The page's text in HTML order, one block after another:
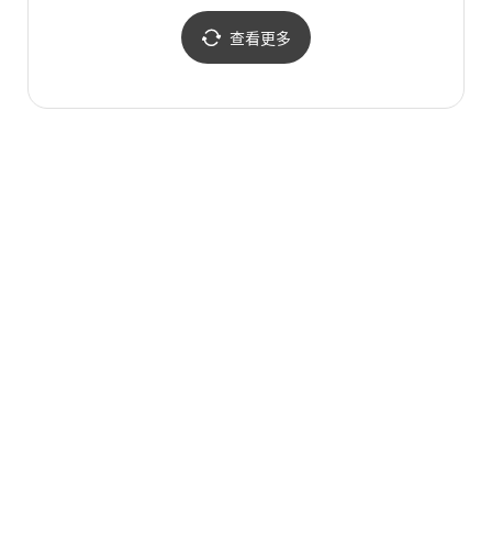
미엄아울렛 이천점)
아울렛 이천점)
查看更多